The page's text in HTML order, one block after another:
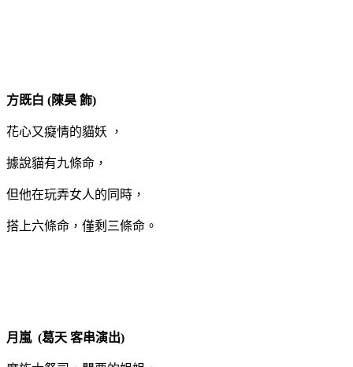
方既白 (陳昊 飾)
花心又癡情的貓妖 ，
據說貓有九條命，
但他在玩弄女人的同時，
搭上六條命，僅剩三條命。
月嵐 (葛天 客串演出)